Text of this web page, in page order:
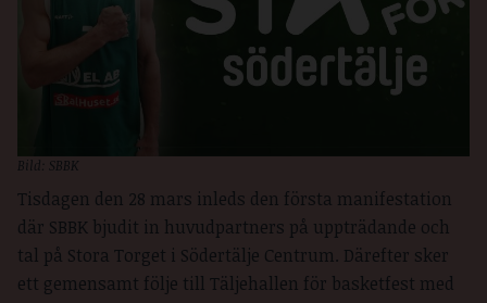
Bild: SBBK
Tisdagen den 28 mars inleds den första manifestation
där SBBK bjudit in huvudpartners på uppträdande och
tal på Stora Torget i Södertälje Centrum. Därefter sker
ett gemensamt följe till Täljehallen för basketfest med